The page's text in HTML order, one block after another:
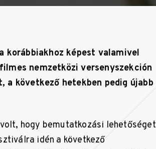
korábbiakhoz képest valamivel
nemzetközi versenyszekción
következő hetekben pedig újabb
hogy bemutatkozási lehetőséget
idén a következő